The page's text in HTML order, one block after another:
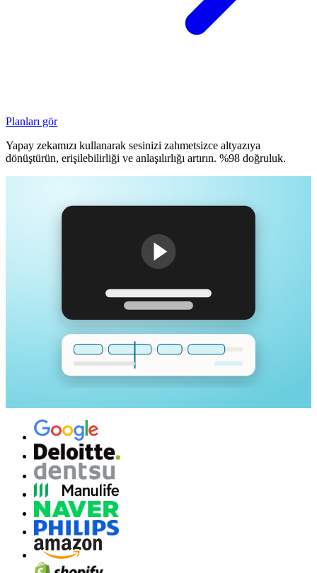
Planları gör
Yapay zekamızı kullanarak sesinizi zahmetsizce altyazıya
dönüştürün, erişilebilirliği ve anlaşılırlığı artırın. %98 doğruluk.